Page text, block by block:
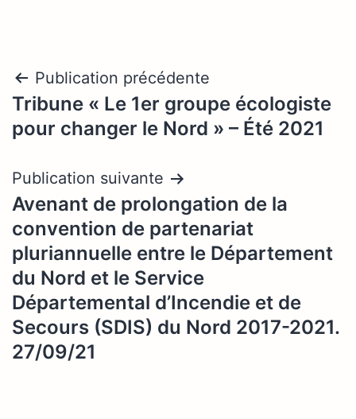
Navigation
de
Publication précédente
Tribune « Le 1er groupe écologiste
pour changer le Nord » – Été 2021
Publication suivante
Avenant de prolongation de la
convention de partenariat
pluriannuelle entre le Département
du Nord et le Service
Départemental d’Incendie et de
Secours (SDIS) du Nord 2017-2021.
27/09/21